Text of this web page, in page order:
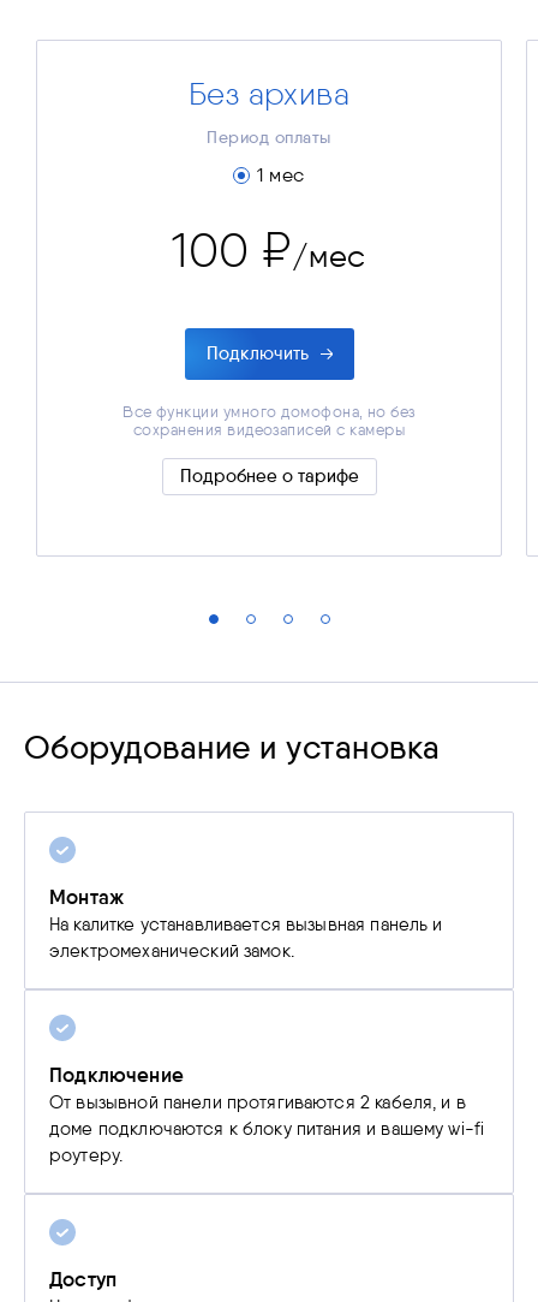
Без архива
Период оплаты
1 мес
100 ₽/мес
Подключить
Все функции умного домофона, но без
сохранения видеозаписей с камеры
Подробнее о тарифе
«Без архива»
сохранения видеозаписей с камеры
Оборудование и установка
Монтаж
На калитке устанавливается вызывная панель и
электромеханический замок.
Подключение
От вызывной панели протягиваются 2 кабеля, и в
доме подключаются к блоку питания и вашему wi-fi
роутеру.
Доступ